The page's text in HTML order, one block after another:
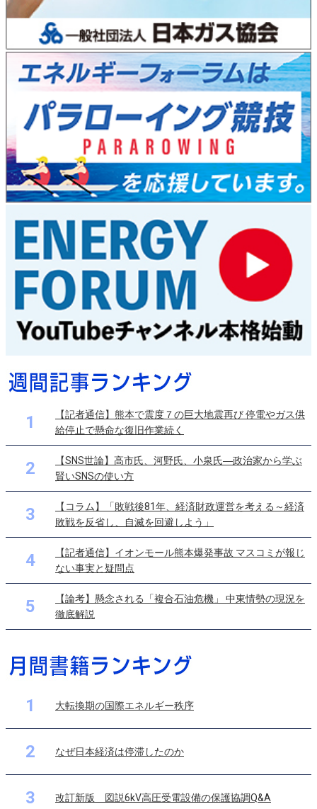
1
【記者通信】熊本で震度７の巨大地震再び 停電やガス供
給停止で懸命な復旧作業続く
2
【SNS世論】高市氏、河野氏、小泉氏―政治家から学ぶ
賢いSNSの使い方
3
【コラム】「敗戦後81年、経済財政運営を考える～経済
敗戦を反省し、自滅を回避しよう」
4
【記者通信】イオンモール熊本爆発事故 マスコミが報じ
ない事実と疑問点
5
【論考】懸念される「複合石油危機」 中東情勢の現況を
徹底解説
1 大転換期の国際エネルギー秩序
2 なぜ日本経済は停滞したのか
3 改訂新版 図説6kV高圧受電設備の保護協調Q&A